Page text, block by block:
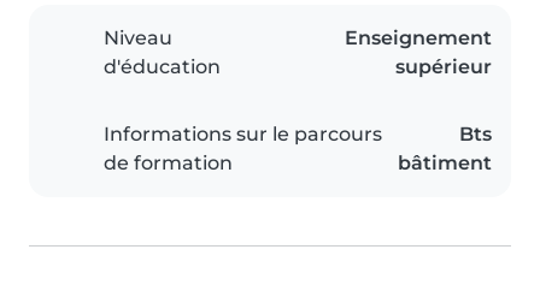
Niveau
d'éducation
Enseignement
supérieur
Informations sur le parcours
de formation
Bts
bâtiment